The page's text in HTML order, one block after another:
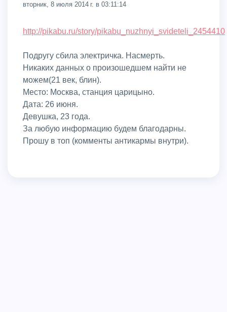
вторник, 8 июля 2014 г. в 03:11:14
http://pikabu.ru/story/pikabu_nuzhnyi_svideteli_2454410
Подругу сбила электричка. Насмерть.
Никаких данных о произошедшем найти не
можем(21 век, блин).
Место: Москва, станция царицыно.
Дата: 26 июня.
Девушка, 23 года.
За любую информацию будем благодарны.
Прошу в топ (комменты антикармы внутри).